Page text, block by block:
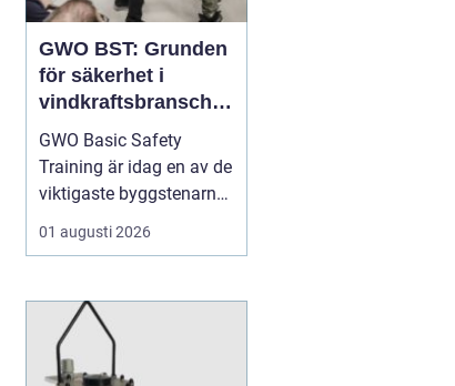
GWO BST: Grunden
för säkerhet i
vindkraftsbransche
n
GWO Basic Safety
Training är idag en av de
viktigaste byggstenarna
för alla som vill arbeta
professionellt inom
skapar en gemensam
säkerhetsnivå i en
bransch där jobbet ofta
sker långt frå...
01 augusti 2026